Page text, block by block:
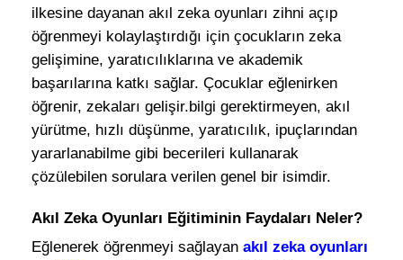
ilkesine dayanan akıl zeka oyunları zihni açıp
öğrenmeyi kolaylaştırdığı için çocukların zeka
gelişimine, yaratıcılıklarına ve akademik
başarılarına katkı sağlar. Çocuklar eğlenirken
öğrenir, zekaları gelişir.bilgi gerektirmeyen, akıl
yürütme, hızlı düşünme, yaratıcılık, ipuçlarından
yararlanabilme gibi becerileri kullanarak
çözülebilen sorulara verilen genel bir isimdir.
Akıl Zeka Oyunları Eğitiminin Faydaları Neler?
Eğlenerek öğrenmeyi sağlayan akıl zeka oyunları